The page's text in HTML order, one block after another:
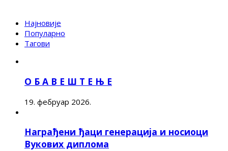
Најновије
Популарно
Тагови
О Б А В Е Ш Т Е Њ Е
19. фебруар 2026.
Награђени ђаци генерација и носиоци
Вукових диплома